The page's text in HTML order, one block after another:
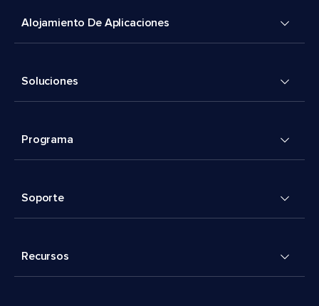
Alojamiento De Aplicaciones
Soluciones
Programa
Soporte
Recursos